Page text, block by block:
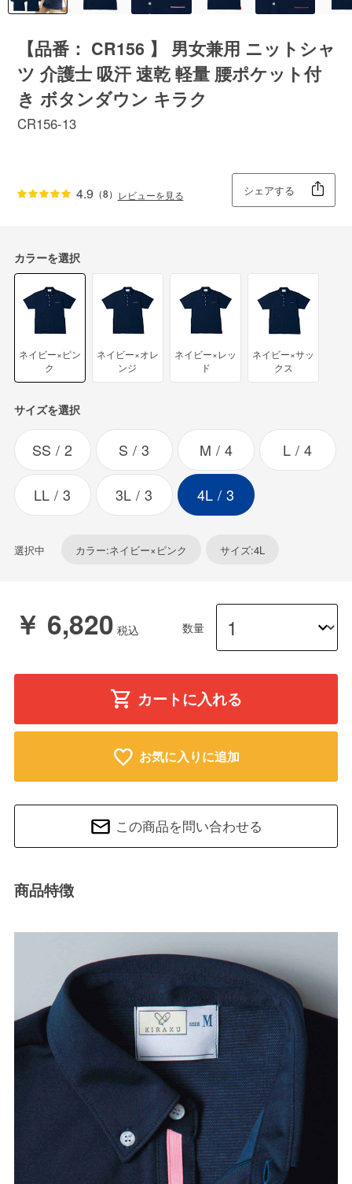
【品番： CR156 】 男女兼用 ニットシャ
ツ 介護士 吸汗 速乾 軽量 腰ポケット付
き ボタンダウン キラク
CR156-13
4.9 （8） レビューを見る シェアする
カラーを選択
ネイビー×ピン
ク
ネイビー×オレ
ンジ
ネイビー×レッ
ド
ネイビー×サッ
クス
サイズを選択
SS 2 S 3 M 4 L 4
LL 3 3L 3 4L 3
選択中 カラー:ネイビー×ピンク サイズ:4L
￥ 6,820 数量
カートに入れる
お気に入りに追加
この商品を問い合わせる
商品特徴